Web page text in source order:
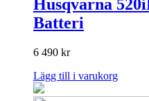
Husqvarna
Batteri
6 490 kr
Lägg till i varukorg